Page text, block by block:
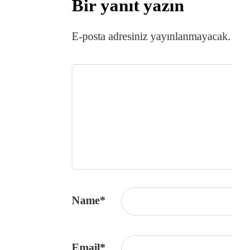
Bir yanıt yazın
E-posta adresiniz yayınlanmayacak.
Name*